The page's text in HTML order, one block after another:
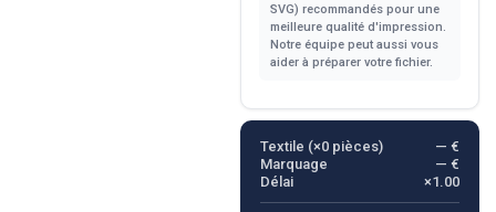
SVG) recommandés pour une
meilleure qualité d'impression.
Notre équipe peut aussi vous
aider à préparer votre fichier.
Textile (×0pièces)
— €
Marquage
— €
Délai
×1.00